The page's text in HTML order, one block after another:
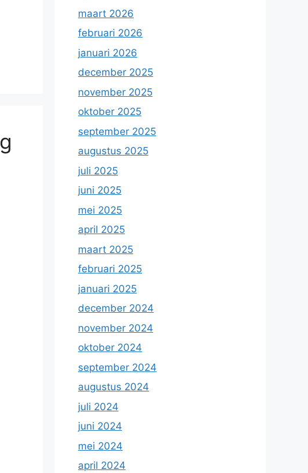
maart 2026
februari 2026
januari 2026
december 2025
november 2025
oktober 2025
september 2025
augustus 2025
juli 2025
juni 2025
mei 2025
april 2025
maart 2025
februari 2025
januari 2025
december 2024
november 2024
oktober 2024
september 2024
augustus 2024
juli 2024
juni 2024
mei 2024
april 2024